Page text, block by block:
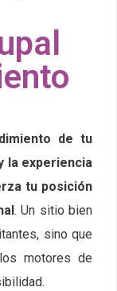
de tu
la experiencia
tu posición
. Un sitio bien
sino que
motores de